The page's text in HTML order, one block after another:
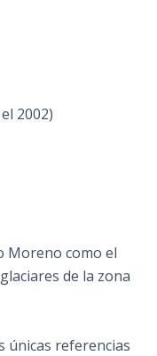
2002)
Moreno como el
de la zona
únicas referencias